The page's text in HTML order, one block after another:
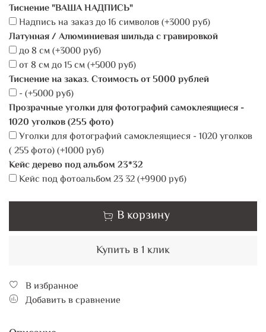
Тиснение "ВАША НАДПИСЬ"
Надпись на заказ дo 16 символов(+3000 руб)
Латунная / Алюминиевая шильда с гравировкой
до 8 см(+3000 руб)
от 8 см до 15 см(+5000 руб)
Тиснение на заказ. Стоимость от 5000 рублей
- (+5000 руб)
Прозрачные уголки для фотографий самоклеящиеся -
1020 уголков (255 фото)
Уголки для фотографий самоклеящиеся - 1020 уголков
( 255 фото)(+1000 руб)
Кейс дерево под альбом 23*32
Кейс под фотоальбом 23 32(+9900 руб)
В корзину
Купить в 1 клик
В избранное
Добавить в сравнение